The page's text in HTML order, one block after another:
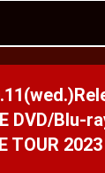
DVD/Blu-
TOUR